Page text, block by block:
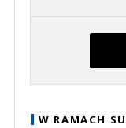
W RAMACH